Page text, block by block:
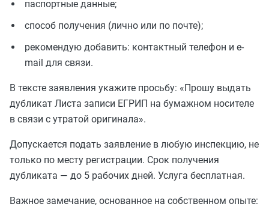
паспортные данные;
способ получения (лично или по почте);
рекомендую добавить: контактный телефон и e-
mail для связи.
В тексте заявления укажите просьбу: «Прошу выдать
дубликат Листа записи ЕГРИП на бумажном носителе
в связи с утратой оригинала».
Допускается подать заявление в любую инспекцию, не
только по месту регистрации. Срок получения
дубликата — до 5 рабочих дней. Услуга бесплатная.
Важное замечание, основанное на собственном опыте: